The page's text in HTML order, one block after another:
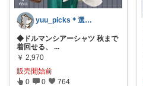
yuu_picks＊選ぶ楽しみ＊
◆ドルマンシアーシャツ 秋まで
着回せる、
...
￥ 2,970
販売開始前
0 0 764